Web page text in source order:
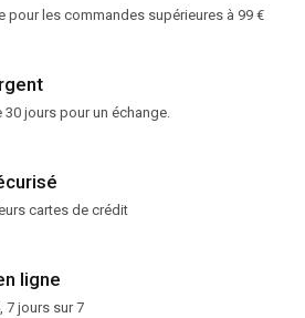
pour les commandes supérieures à 99 €
30 jours pour un échange.
cartes de crédit
ligne
7 jours sur 7